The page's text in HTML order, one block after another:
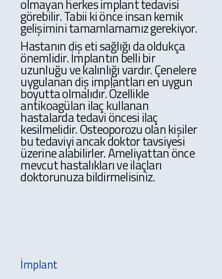
olmayan herkes implant tedavisi
görebilir. Tabii ki önce insan kemik
gelişimini tamamlamamız gerekiyor.
Hastanın diş eti sağlığı da oldukça
önemlidir. İmplantın belli bir
uzunluğu ve kalınlığı vardır. Çenelere
uygulanan diş implantları en uygun
boyutta olmalıdır. Özellikle
antikoagülan ilaç kullanan
hastalarda tedavi öncesi ilaç
kesilmelidir. Osteoporozu olan kişiler
bu tedaviyi ancak doktor tavsiyesi
üzerine alabilirler. Ameliyattan önce
mevcut hastalıkları ve ilaçları
doktorunuza bildirmelisiniz.
İmplant